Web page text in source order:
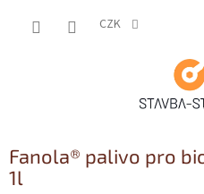
CZK
Fanola® palivo pro
1l